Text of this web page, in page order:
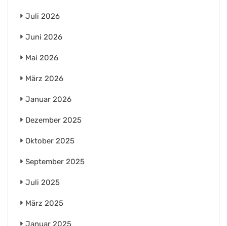
Juli 2026
Juni 2026
Mai 2026
März 2026
Januar 2026
Dezember 2025
Oktober 2025
September 2025
Juli 2025
März 2025
Januar 2025